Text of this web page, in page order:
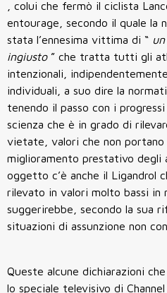
, colui che fermò il ciclista
entourage, secondo il quale la
stata l’ennesima vittima di “
ingiusto ” che tratta tutti gli
intenzionali,
individuali, a suo dire la
tenendo il passo con i
scienza che è in grado di
vietate, valori che non
miglioramento prestativo
oggetto c’è anche il Ligandrol
rilevato in valori molto bassi in
suggerirebbe, secondo la sua
situazioni di assunzione non
Queste alcune dichiarazioni che
lo speciale televisivo di